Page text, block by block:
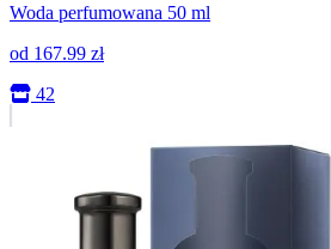
Woda perfumowana 50 ml
od 167.99 zł
42